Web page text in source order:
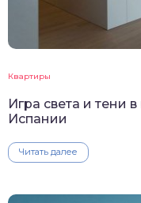
Квартиры
Игра света и тени
Испании
Читать далее